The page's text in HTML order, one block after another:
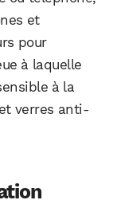
et
pour
à laquelle
à la
verres anti-